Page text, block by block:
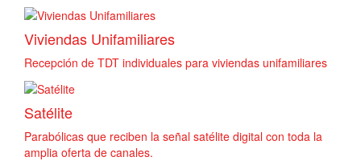
Viviendas Unifamiliares
Recepción de TDT individuales para viviendas unifamiliares
Satélite
Parabólicas que reciben la señal satélite digital con toda la
amplia oferta de canales.